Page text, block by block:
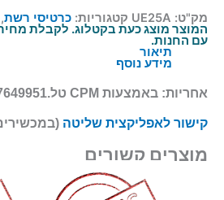
מק"ט: UE25A קטגוריות: כרטיסי רשת,
המוצר מוצג כעת בקטלוג. לקבלת מחיר
עם החנות.
תיאור
מידע נוסף
אחריות: באמצעות CPM טל.074-7649951
קישור לאפליקצית שליטה
מוצרים קשורים